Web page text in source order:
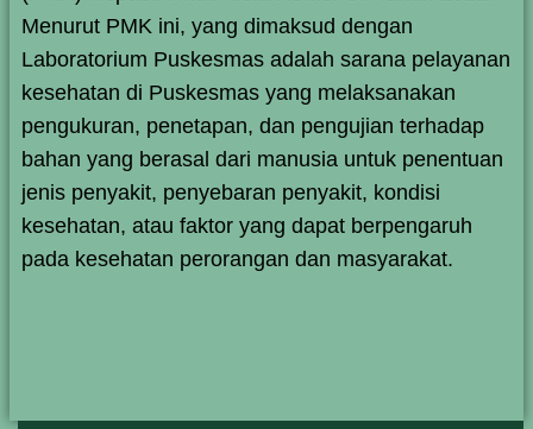
Menurut PMK ini, yang dimaksud dengan
Laboratorium Puskesmas adalah sarana pelayanan
kesehatan di Puskesmas yang melaksanakan
pengukuran, penetapan, dan pengujian terhadap
bahan yang berasal dari manusia untuk penentuan
jenis penyakit, penyebaran penyakit, kondisi
kesehatan, atau faktor yang dapat berpengaruh
pada kesehatan perorangan dan masyarakat.